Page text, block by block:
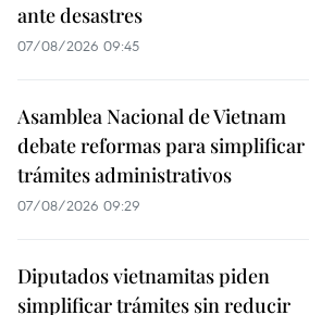
ante desastres
07/08/2026 09:45
Asamblea Nacional de Vietnam
debate reformas para simplificar
trámites administrativos
07/08/2026 09:29
Diputados vietnamitas piden
simplificar trámites sin reducir